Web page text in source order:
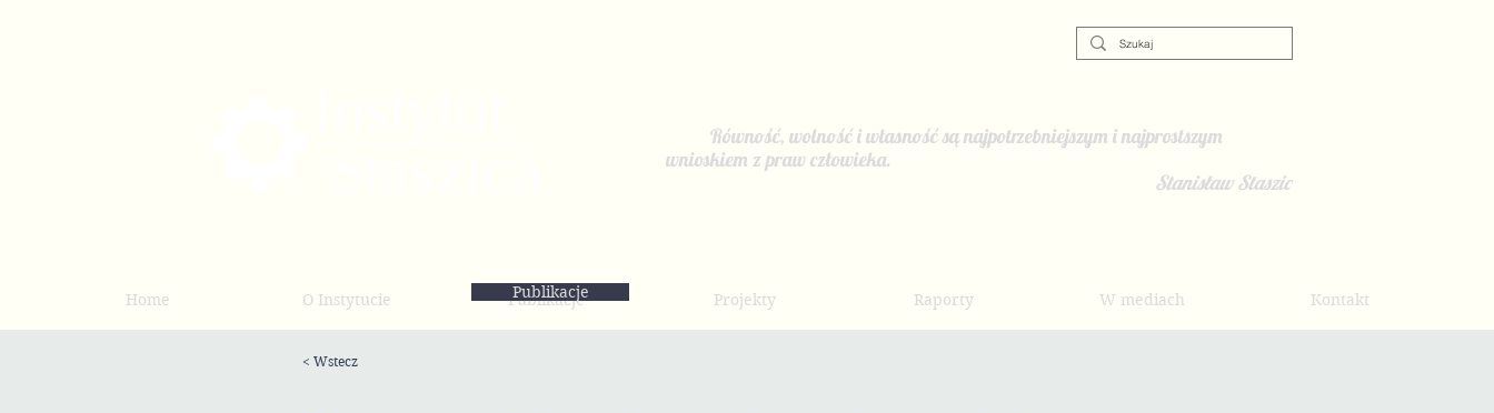
Równość, wolność i własność są najpotrzebniejszym i najprostszym
wnioskiem z praw człowieka.
Stanisław Staszic
Home O Instytucie Publikacje Projekty Raporty W mediach Kontakt
Publikacje
< Wstecz